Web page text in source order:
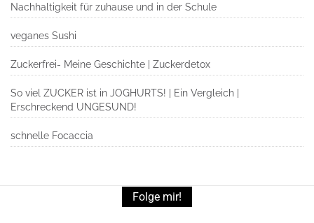
Nachhaltigkeit für zuhause und in der Schule
veganes Sushi
Zuckerfrei- Meine Geschichte | Zuckerdetox
So viel ZUCKER ist in JOGHURTS! | Ein Vergleich |
Erschreckend UNGESUND!
schnelle Focaccia
Folge mir!